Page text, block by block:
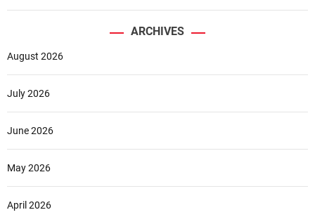
ARCHIVES
August 2026
July 2026
June 2026
May 2026
April 2026